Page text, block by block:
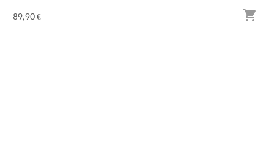
89,90 € 